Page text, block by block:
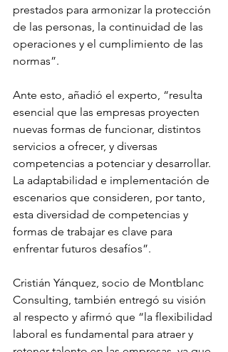
prestados para armonizar la protección
de las personas, la continuidad de las
operaciones y el cumplimiento de las
normas”.
Ante esto, añadió el experto, “resulta
esencial que las empresas proyecten
nuevas formas de funcionar, distintos
servicios a ofrecer, y diversas
competencias a potenciar y desarrollar.
La adaptabilidad e implementación de
escenarios que consideren, por tanto,
esta diversidad de competencias y
formas de trabajar es clave para
enfrentar futuros desafíos”.
Cristián Yánquez, socio de Montblanc
Consulting, también entregó su visión
al respecto y afirmó que “la flexibilidad
laboral es fundamental para atraer y